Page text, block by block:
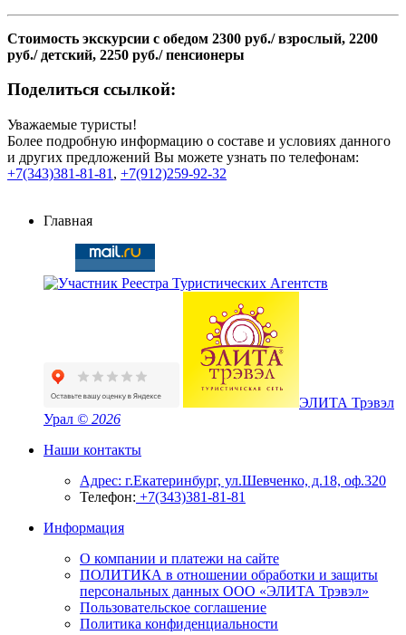
Стоимость экскурсии с обедом 2300 руб./ взрослый, 2200
руб./ детский, 2250 руб./ пенсионеры
Поделиться ссылкой:
Уважаемые туристы!
Более подробную информацию о составе и условиях данного
и других предложений Вы можете узнать по телефонам:
+7(343)381-81-81 , +7(912)259-92-32
Главная
ЭЛИТА Трэвэл
Урал © 2026
Наши контакты
Адрес: г.Екатеринбург, ул.Шевченко, д.18, оф.320
Телефон: +7(343)381-81-81
Информация
О компании и платежи на сайте
ПОЛИТИКА в отношении обработки и защиты
персональных данных ООО «ЭЛИТА Трэвэл»
Пользовательское соглашение
Политика конфиденциальности